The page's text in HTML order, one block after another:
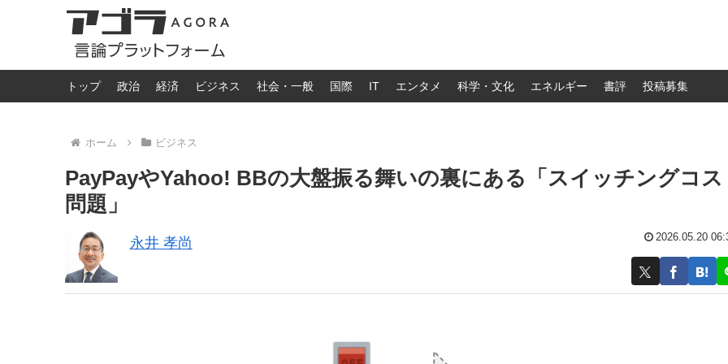
トップ 政治 経済 ビジネス 社会・一般 国際 IT エンタメ 科学・文化 エネルギー 書評 投稿募集
ホーム ビジネス
PayPayやYahoo! BBの大盤振る舞いの裏にある「スイッチングコス
問題」
永井 孝尚 2026.05.20